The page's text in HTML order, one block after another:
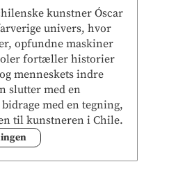
kunstner Óscar
univers, hvor
opfundne maskiner
fortæller historier
menneskets indre
slutter med en
med en tegning,
til kunstneren i Chile.